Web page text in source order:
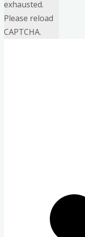
exhausted.
Please reload
CAPTCHA.